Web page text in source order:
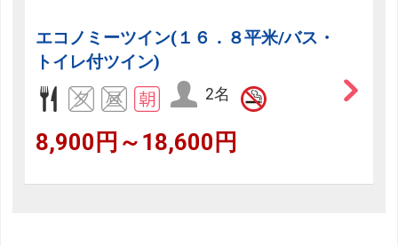
エコノミーツイン(１６．８平米/バス・
トイレ付ツイン)
2名
8,900円～18,600円